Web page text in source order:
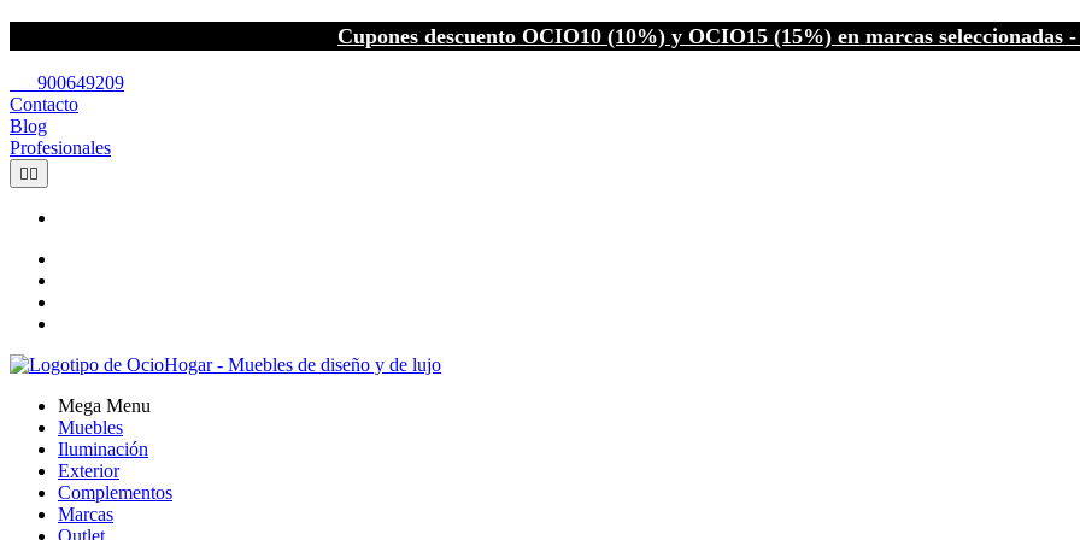
Cupones descuento OCIO10 (10%) y OCIO15 (15%) en marcas seleccionadas
900649209
Contacto
Blog
Profesionales
 
Mega Menu
Muebles
Iluminación
Exterior
Complementos
Marcas
Outlet